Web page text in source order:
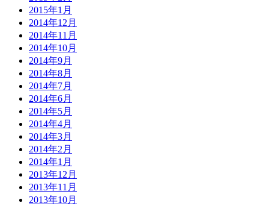
2015年1月
2014年12月
2014年11月
2014年10月
2014年9月
2014年8月
2014年7月
2014年6月
2014年5月
2014年4月
2014年3月
2014年2月
2014年1月
2013年12月
2013年11月
2013年10月